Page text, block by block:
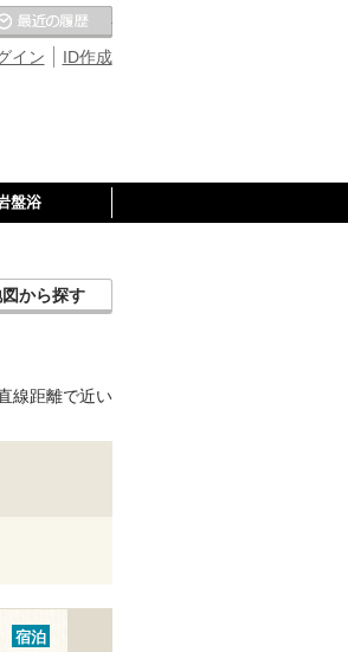
ID作成
イン
入りの温泉
盤浴
から探す
線距離で近い
宿泊